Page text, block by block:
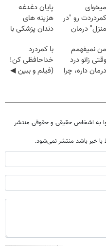
میخوای
کمردردت رو "در
منزل" درمان
◂پرسش‌نامه)
پایان دغدغه
هزینه های
دندان پزشکی با
خانگی
من نمیفهمم
وقتی زانو درد
درمان داره، چرا
با کمردرد
خداحافظی کن!
(فیلم و ببین ◀
به اشخاص حقیقی و حقوقی منتشر
با خبر باشد منتشر نمی‌شود.